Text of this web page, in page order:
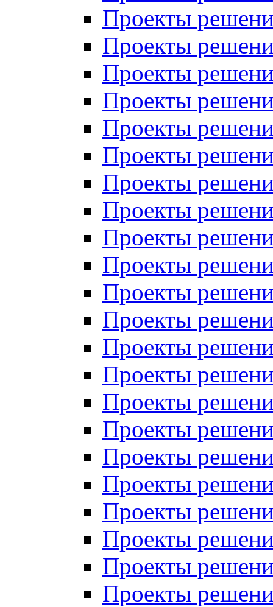
Проекты
Проекты
Проекты
Проекты
Проекты
Проекты
Проекты
Проекты
Проекты
Проекты
Проекты
Проекты
Проекты
Проекты
Проекты
Проекты
Проекты
Проекты
Проекты
Проекты
Проекты
Проекты